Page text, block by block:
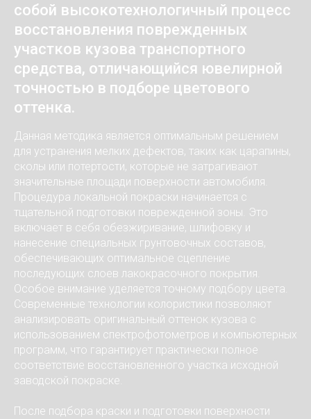
собой высокотехнологичный процесс
восстановления поврежденных
участков кузова транспортного
средства, отличающийся ювелирной
точностью в подборе цветового
оттенка.
Данная методика является оптимальным решением
для устранения мелких дефектов, таких как царапины,
сколы или потертости, которые не затрагивают
значительные площади поверхности автомобиля.
Процедура локальной покраски начинается с
тщательной подготовки поврежденной зоны. Это
включает в себя обезжиривание, шлифовку и
нанесение специальных грунтовочных составов,
обеспечивающих оптимальное сцепление
последующих слоев лакокрасочного покрытия.
Особое внимание уделяется точному подбору цвета.
Современные технологии колористики позволяют
анализировать оригинальный оттенок кузова с
использованием спектрофотометров и компьютерных
программ, что гарантирует практически полное
соответствие восстановленного участка исходной
заводской покраске.
После подбора краски и подготовки поверхности